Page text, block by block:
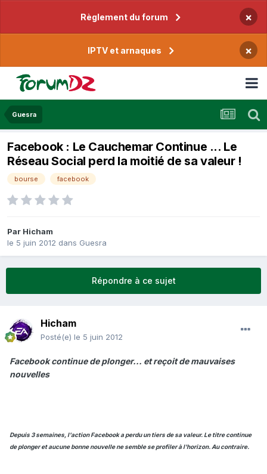
Règlement du forum ×
IPTV et arnaques ×
Guesra
Facebook : Le Cauchemar Continue ... Le
Réseau Social perd la moitié de sa valeur !
bourse facebook
Par Hicham
le 5 juin 2012 dans Guesra
Répondre à ce sujet
Hicham
Posté(e) le 5 juin 2012
Facebook continue de plonger... et reçoit de mauvaises
nouvelles
Depuis 3 semaines, l'action Facebook a perdu un tiers de sa valeur. Le titre continue
de plonger et aucune bonne nouvelle ne semble se profiler à l'horizon. Au contraire.